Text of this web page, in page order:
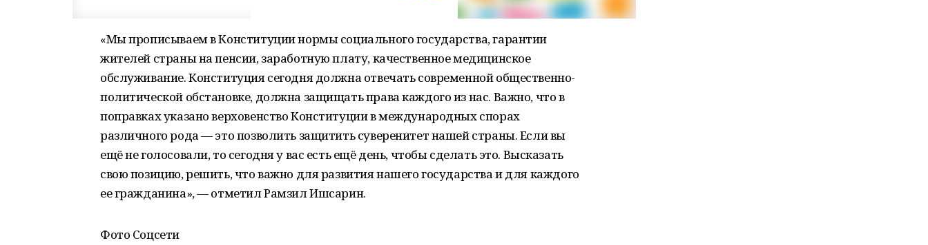
«Мы прописываем в Конституции нормы социального государства, гарантии
жителей страны на пенсии, заработную плату, качественное медицинское
обслуживание. Конституция сегодня должна отвечать современной общественно-
политической обстановке, должна защищать права каждого из нас. Важно, что в
поправках указано верховенство Конституции в международных спорах
различного рода — это позволить защитить суверенитет нашей страны. Если вы
ещё не голосовали, то сегодня у вас есть ещё день, чтобы сделать это. Высказать
свою позицию, решить, что важно для развития нашего государства и для каждого
ее гражданина», — отметил Рамзил Ишсарин.
Фото Соцсети